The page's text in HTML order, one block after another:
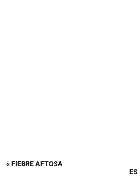
« FIEBRE AFTOSA